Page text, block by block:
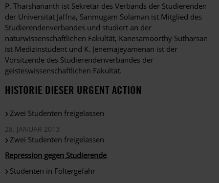
P. Tharshananth ist Sekretär des Verbands der Studierenden
der Universität Jaffna, Sanmugam Solaman ist Mitglied des
Studierendenverbandes und studiert an der
naturwissenschaftlichen Fakultät, Kanesamoorthy Sutharsan
ist Medizinstudent und K. Jenemajeyamenan ist der
Vorsitzende des Studierendenverbandes der
geisteswissenschaftlichen Fakultät.
HISTORIE DIESER URGENT ACTION
Zwei Studenten freigelassen
28. JANUAR 2013
Zwei Studenten freigelassen
Repression gegen Studierende
Studenten in Foltergefahr